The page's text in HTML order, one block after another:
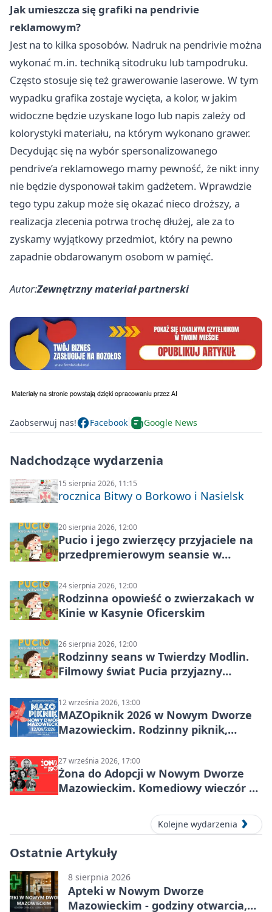
Jak umieszcza się grafiki na pendrivie
reklamowym?
Jest na to kilka sposobów. Nadruk na pendrivie można
wykonać m.in. techniką sitodruku lub tampodruku.
Często stosuje się też grawerowanie laserowe. W tym
wypadku grafika zostaje wycięta, a kolor, w jakim
widoczne będzie uzyskane logo lub napis zależy od
kolorystyki materiału, na którym wykonano grawer.
Decydując się na wybór spersonalizowanego
pendrive’a reklamowego mamy pewność, że nikt inny
nie będzie dysponował takim gadżetem. Wprawdzie
tego typu zakup może się okazać nieco droższy, a
realizacja zlecenia potrwa trochę dłużej, ale za to
zyskamy wyjątkowy przedmiot, który na pewno
zapadnie obdarowanym osobom w pamięć.
Autor:Zewnętrzny materiał partnerski
Zaobserwuj nas! Facebook Google News
Nadchodzące wydarzenia
15 sierpnia 2026, 11:15
rocznica Bitwy o Borkowo i Nasielsk
20 sierpnia 2026, 12:00
Pucio i jego zwierzęcy przyjaciele na
przedpremierowym seansie w
24 sierpnia 2026, 12:00
Rodzinna opowieść o zwierzakach w
Kinie w Kasynie Oficerskim
26 sierpnia 2026, 12:00
Rodzinny seans w Twierdzy Modlin.
Filmowy świat Pucia przyjazny
12 września 2026, 13:00
MAZOpiknik 2026 w Nowym Dworze
Mazowieckim. Rodzinny piknik,
27 września 2026, 17:00
Żona do Adopcji w Nowym Dworze
Mazowieckim. Komediowy wieczór w
Kolejne wydarzenia
Ostatnie Artykuły
8 sierpnia 2026
Apteki w Nowym Dworze
Mazowieckim - godziny otwarcia,